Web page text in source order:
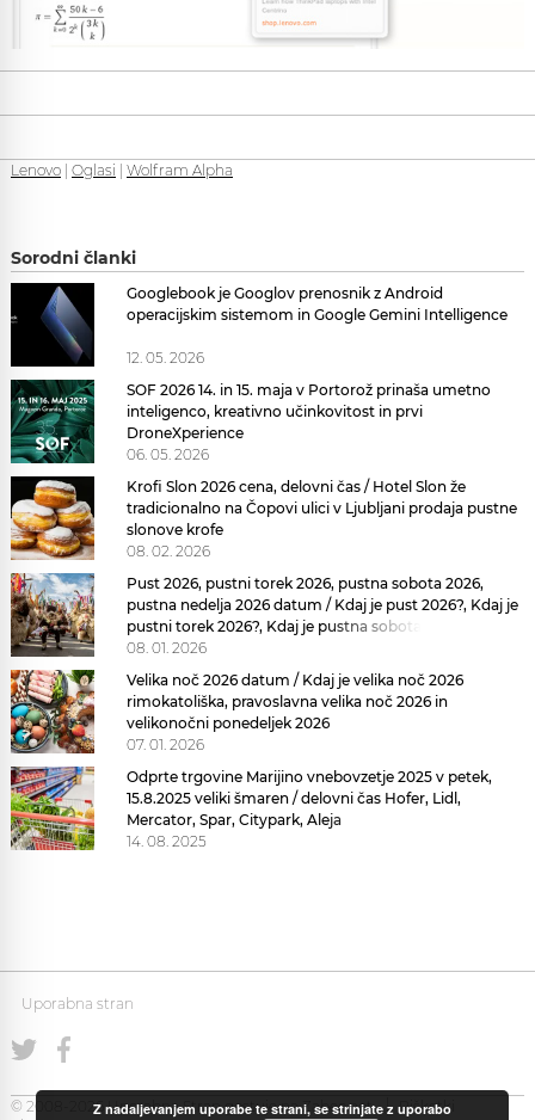
Lenovo Oglasi Wolfram Alpha
Sorodni članki
Googlebook je Googlov prenosnik z Android
operacijskim sistemom in Google Gemini Intelligence
12. 05. 2026
SOF 2026 14. in 15. maja v Portorož prinaša umetno
inteligenco, kreativno učinkovitost in prvi
DroneXperience
06. 05. 2026
Krofi Slon 2026 cena, delovni čas / Hotel Slon že
tradicionalno na Čopovi ulici v Ljubljani prodaja pustne
slonove krofe
08. 02. 2026
Pust 2026, pustni torek 2026, pustna sobota 2026,
pustna nedelja 2026 datum / Kdaj je pust 2026?, Kdaj je
pustni torek 2026?, Kdaj je pustna sobota 2026?
08. 01. 2026
Velika noč 2026 datum / Kdaj je velika noč 2026
rimokatoliška, pravoslavna velika noč 2026 in
velikonočni ponedeljek 2026
07. 01. 2026
Odprte trgovine Marijino vnebovzetje 2025 v petek,
15.8.2025 veliki šmaren / delovni čas Hofer, Lidl,
Mercator, Spar, Citypark, Aleja
14. 08. 2025
Uporabna stran
© 2008-2026 Uporabna Stran gostuje naZabec.net
Piškotki
Z nadaljevanjem uporabe te strani, se strinjate z uporabo